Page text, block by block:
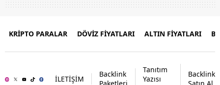
KRİPTO PARALAR DÖVİZ FİYATLARI ALTIN FİYATLARI
İLETİŞİM
Backlink
Tanıtım
Yazısı
Backlink